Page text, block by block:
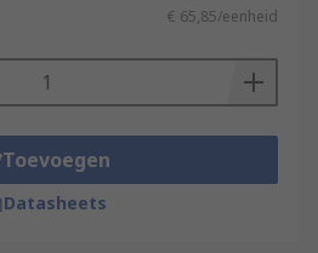
€ 65,85/eenheid
Toevoegen
Datasheets